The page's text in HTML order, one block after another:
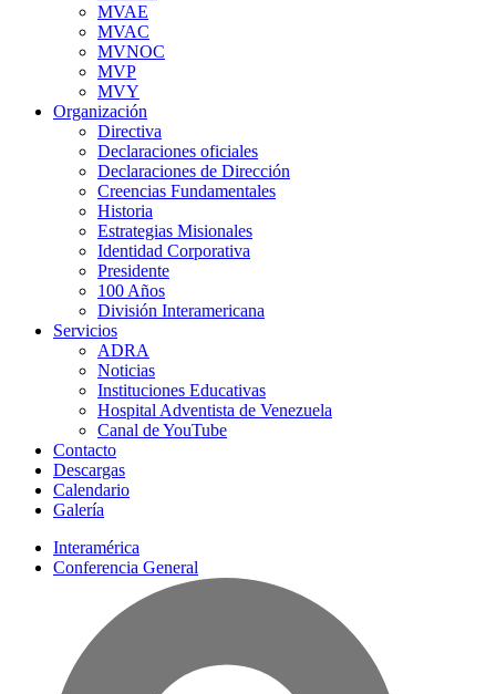
MVAE
MVAC
MVNOC
MVP
MVY
Organización
Directiva
Declaraciones oficiales
Declaraciones de Dirección
Creencias Fundamentales
Historia
Estrategias Misionales
Identidad Corporativa
Presidente
100 Años
División Interamericana
Servicios
ADRA
Noticias
Instituciones Educativas
Hospital Adventista de Venezuela
Canal de YouTube
Contacto
Descargas
Calendario
Galería
Interamérica
Conferencia General